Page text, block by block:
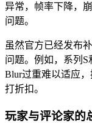
异常，帧率下降，
问题。
虽然官方已经发布
问题。例如，系列
Blur过重难以适应
打折扣。
玩家与评论家的